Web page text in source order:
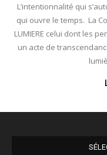
L’intentionnalité qui
qui ouvre le temps. La
LUMIERE celui dont les
un acte de